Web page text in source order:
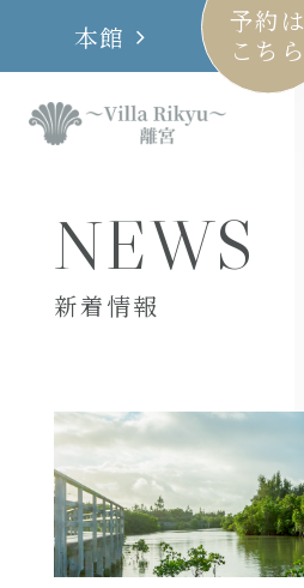
NEWS
新着情報
本館
予約は
こちら